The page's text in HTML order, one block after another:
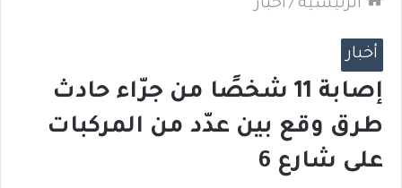
الرئيسية / أخبار
أخبار
إصابة 11 شخصًا من جرّاء حادث
طرق وقع بين عدّد من المركبات
على شارع 6